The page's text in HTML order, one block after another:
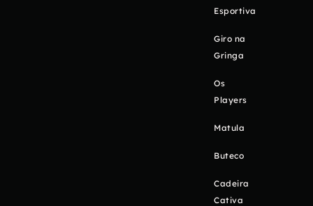
Esportiva
Giro na
Gringa
Os
Players
Matula
Buteco
Cadeira
Cativa